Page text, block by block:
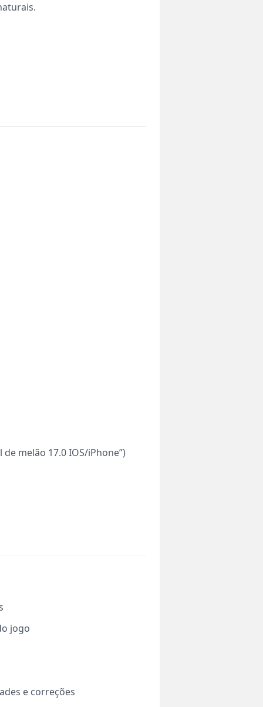
melão 17.0 IOS/iPhone”)
jogo
e correções